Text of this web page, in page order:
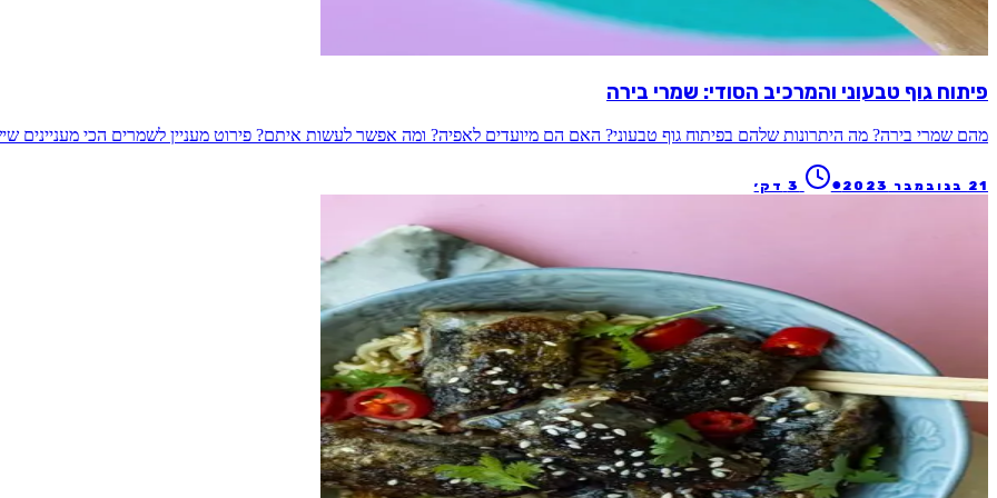
פיתוח גוף טבעוני והמרכיב הסודי: שמרי בירה
מהם שמרי בירה? מה היתרונות שלהם בפיתוח גוף טבעוני? האם הם מיועדים לאפיה? ומה אפשר לעשות איתם? פירוט מעניין לשמרים הכי מעניינים
21 בנובמבר 2023 ●
3 דק׳